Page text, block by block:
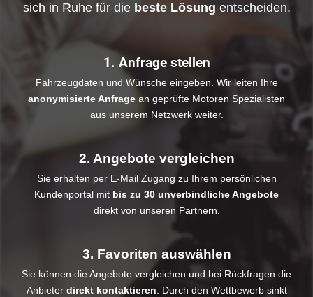
sich in Ruhe für die beste Lösung entscheiden.
1. Anfrage stellen
Fahrzeugdaten und Wünsche eingeben. Wir leiten Ihre
anonymisierte Anfrage an geprüfte Motoren Spezialisten
aus unserem Netzwerk weiter.
2. Angebote vergleichen
Sie erhalten per E-Mail Zugang zu Ihrem persönlichen
Kundenportal mit bis zu 30 unverbindliche Angebote
direkt von unseren Partnern.
3. Favoriten auswählen
Sie können die Angebote vergleichen und bei Rückfragen die
Anbieter direkt kontaktieren . Durch den Wettbewerb sinkt